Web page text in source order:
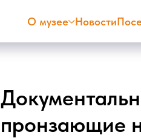
О музее Новости
пронзающие